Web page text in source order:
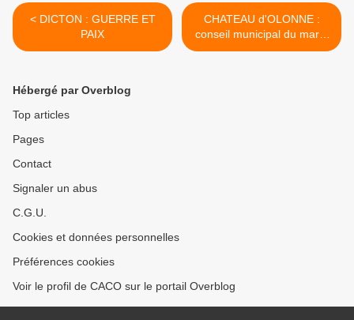
< DICTON : GUERRE ET
PAIX
CHATEAU d'OLONNE :
conseil municipal du mardi
29 janvier 2013 >
Hébergé par Overblog
Top articles
Pages
Contact
Signaler un abus
C.G.U.
Cookies et données personnelles
Préférences cookies
Voir le profil de CACO sur le portail Overblog